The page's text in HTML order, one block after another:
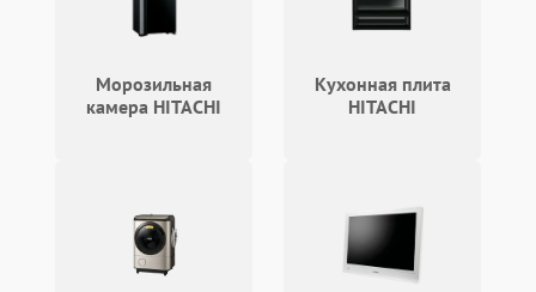
Повреждение системы
Неисправность системы
Морозильная
камера HITACHI
Кухонная плита
HITACHI